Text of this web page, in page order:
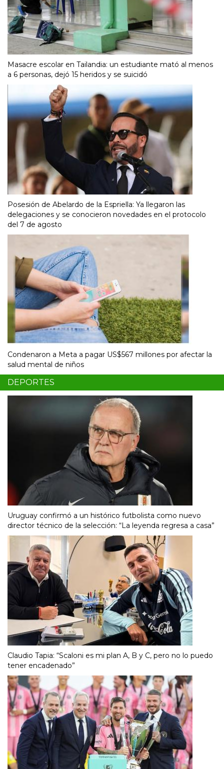
Masacre escolar en Tailandia: un estudiante mató al menos
a 6 personas, dejó 15 heridos y se suicidó
Posesión de Abelardo de la Espriella: Ya llegaron las
delegaciones y se conocieron novedades en el protocolo
del 7 de agosto
Condenaron a Meta a pagar US$567 millones por afectar la
salud mental de niños
DEPORTES
Uruguay confirmó a un histórico futbolista como nuevo
director técnico de la selección: “La leyenda regresa a casa”
Claudio Tapia: “Scaloni es mi plan A, B y C, pero no lo puedo
tener encadenado”